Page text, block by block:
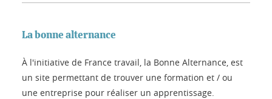
La bonne alternance
À l'initiative de France travail, la Bonne Alternance, est
un site permettant de trouver une formation et / ou
une entreprise pour réaliser un apprentissage.